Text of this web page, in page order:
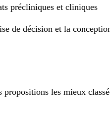
précliniques et cliniques
de décision et la
les mieux